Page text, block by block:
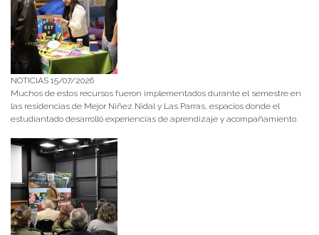
NOTICIAS 15/07/2026
Muchos de estos recursos fueron implementados durante el semestre en
las residencias de Mejor Niñez Nidal y Las Parras, espacios donde el
estudiantado desarrolló experiencias de aprendizaje y acompañamiento.